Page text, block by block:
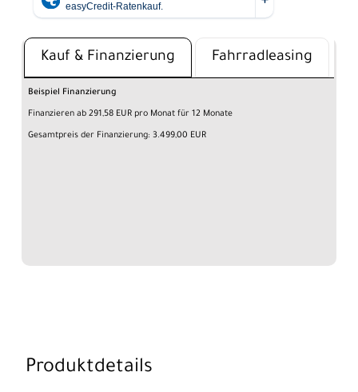
Kauf & Finanzierung Fahrradleasing
Beispiel Finanzierung
Finanzieren ab 291,58 EUR pro Monat für 12 Monate
Gesamtpreis der Finanzierung: 3.499,00 EUR
Produktdetails